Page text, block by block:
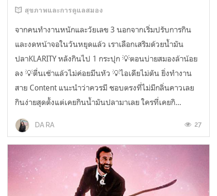
สุขภาพและการดูแลสมอง
จากคนทำงานหนักและวัยเลข 3 นอกจากเริ่มปรับการกิน
และงดหน้าจอในวันหยุดแล้ว เราเลือกเสริมด้วยน้ำมัน
ปลาKLARITY หลังกินไป 1 กระปุก 💡ตอนบ่ายสมองล้าน้อย
ลง 💡ตื่นเช้าแล้วไม่ค่อยมึนหัว 💡ไอเดียไม่ตัน ยิ่งทำงาน
สาย Content แนะนำว่าควรมี ชอบตรงที่ไม่มีกลิ่นคาวเลย
กินง่ายสุดตั้งแต่เคยกินน้ำมันปลามาเลย ใครที่เคยกิ...
DA RA 27